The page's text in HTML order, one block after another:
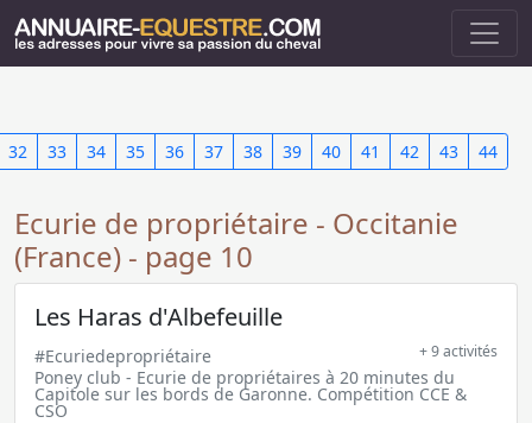
32 33 34 35 36 37 38 39 40 41 42 43 44
Ecurie de propriétaire - Occitanie
(France) - page 10
Les Haras d'Albefeuille
#Ecuriedepropriétaire + 9 activités
Poney club - Ecurie de propriétaires à 20 minutes du
Capitole sur les bords de Garonne. Compétition CCE &
CSO